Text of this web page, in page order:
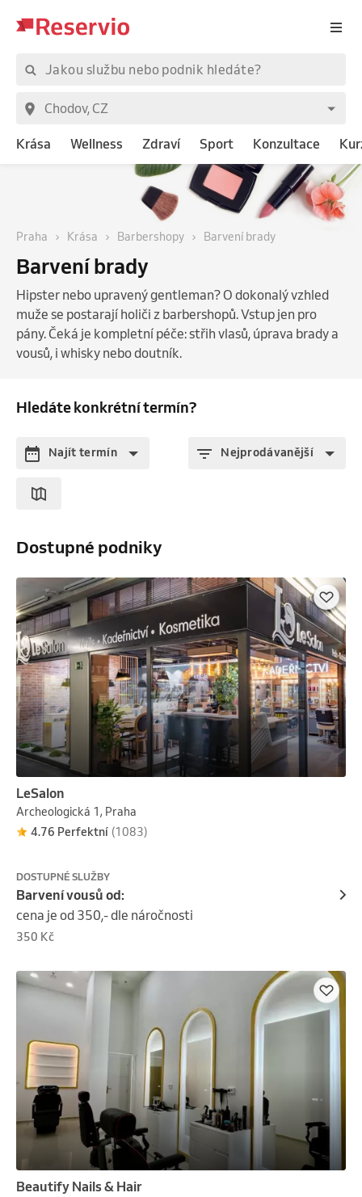
Krása Wellness Zdraví Sport Konzultace
Praha Krása Barbershopy Barvení brady
Barvení brady
Hipster nebo upravený gentleman? O dokonalý vzhled
muže se postarají holiči z barbershopů. Vstup jen pro
pány. Čeká je kompletní péče: střih vlasů, úprava brady a
vousů, i whisky nebo doutník.
Hledáte konkrétní termín?
Najít termín Nejprodávanější
Dostupné podniky
LeSalon
Archeologická 1, Praha
4.76 Perfektní (1083)
DOSTUPNÉ SLUŽBY
Barvení vousů od:
cena je od 350,- dle náročnosti
350 Kč
Beautify Nails & Hair